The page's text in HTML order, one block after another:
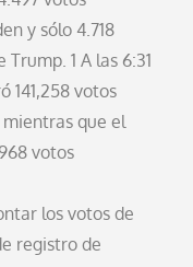
y sólo 4.718
1 A las 6:31
141,258 votos
que el
votos
los votos de
registro de